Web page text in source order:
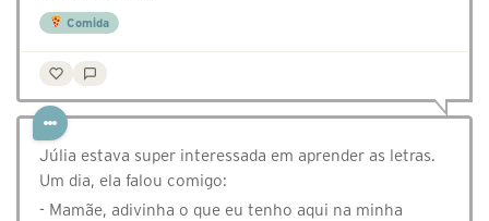
Comida
Júlia estava super interessada em aprender as letras.
Um dia, ela falou comigo:
- Mamãe, adivinha o que eu tenho aqui na minha